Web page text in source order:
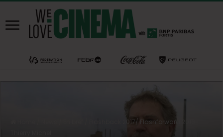
Flashback 2017/ Flashforward 2018: